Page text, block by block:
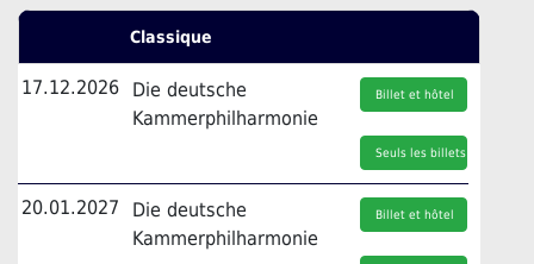
Classique
17.12.2026
Die deutsche
Kammerphilharmonie
Billet et hôtel
Seuls les billets
20.01.2027
Die deutsche
Kammerphilharmonie
Billet et hôtel